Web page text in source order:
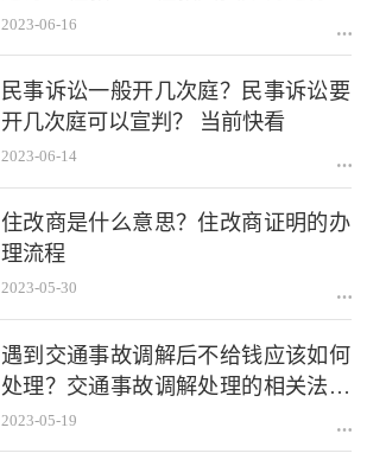
律追讨？
2023-06-16
民事诉讼一般开几次庭？民事诉讼要
开几次庭可以宣判？ 当前快看
2023-06-14
住改商是什么意思？住改商证明的办
理流程
2023-05-30
遇到交通事故调解后不给钱应该如何
处理？交通事故调解处理的相关法律
规定是什么？
2023-05-19